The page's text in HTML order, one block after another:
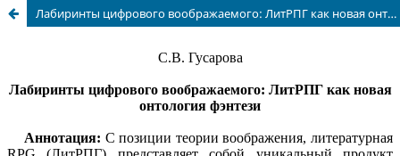
Лабиринты цифрового воображаемого: ЛитРПГ как новая онтология фэнтези